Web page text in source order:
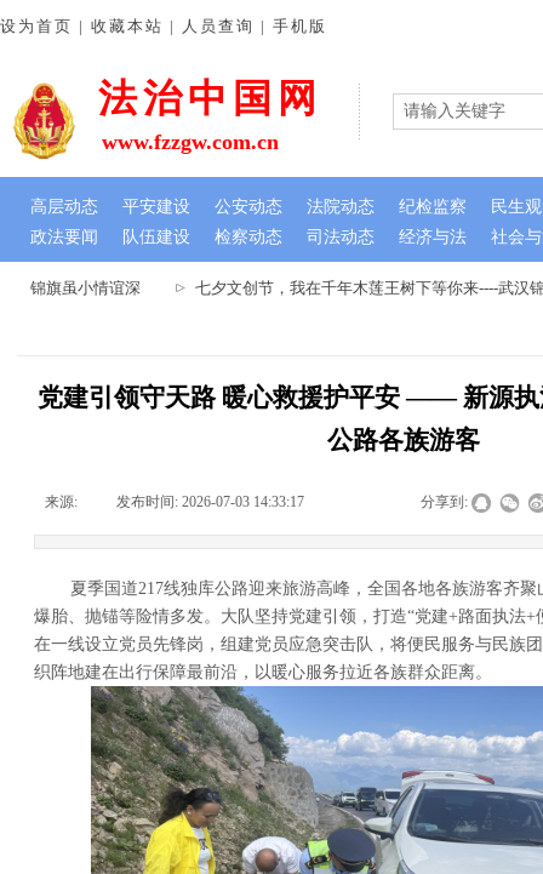
锦旗虽小情谊深 七夕文创节，我在千年木莲王树下等你来----武汉锦
法治中国网
政法要闻 队伍建设 检察动态 司法动态 经济与法 社会
设为首页 | 收藏本站 | 人员查询 | 手机版
www.fzzgw.com.cn
高层动态 平安建设 公安动态 法院动态 纪检监察 民生
党建引领守天路 暖心救援护平安 —— 新源
公路各族游客
来源: 发布时间: 2026-07-03 14:33:17 分享到:
夏季国道217线独库公路迎来旅游高峰，全国各地各族游客齐聚
爆胎、抛锚等险情多发。大队坚持党建引领，打造“党建+路面执法
在一线设立党员先锋岗，组建党员应急突击队，将便民服务与民族
织阵地建在出行保障最前沿，以暖心服务拉近各族群众距离。